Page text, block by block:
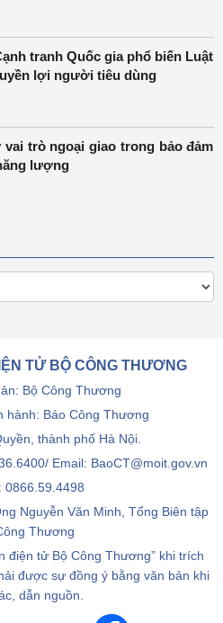
tranh Quốc gia phổ biến Luật
lợi người tiêu dùng
vai trò ngoại giao trong bảo đảm
lượng
TỬ BỘ CÔNG THƯƠNG
Bộ Công Thương
hành: Báo Công Thương
thành phố Hà Nội.
Email: BaoCT@moit.gov.vn
0866.59.4498
Nguyễn Văn Minh, Tổng Biên tập
Thương
điện tử Bộ Công Thương” khi trích
được sự đồng ý bằng văn bản khi
dẫn nguồn.